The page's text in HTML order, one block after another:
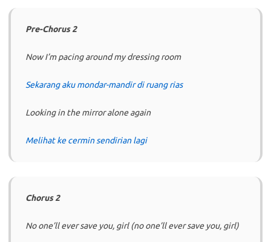
Pre-Chorus 2
Now I’m pacing around my dressing room
Sekarang aku mondar-mandir di ruang rias
Looking in the mirror alone again
Melihat ke cermin sendirian lagi
Chorus 2
No one’ll ever save you, girl (no one’ll ever save you, girl)